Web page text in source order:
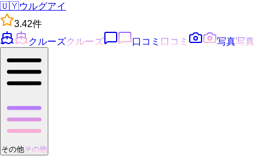
🇺🇾ウルグアイ
3.42件
クルーズクルーズ 口コミ 口コミ 写真写真
その他その他